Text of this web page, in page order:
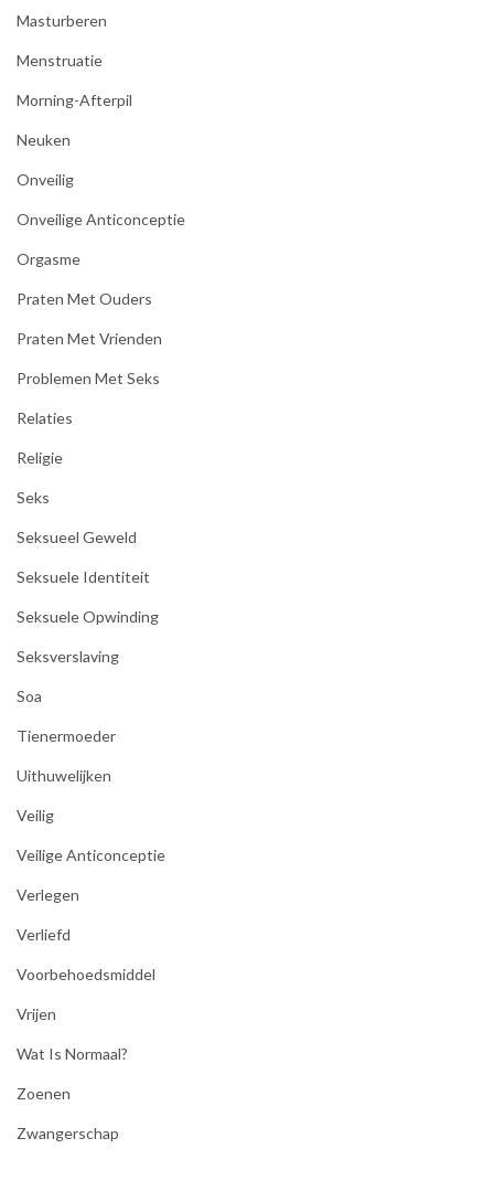
Masturberen
Menstruatie
Morning-Afterpil
Neuken
Onveilig
Onveilige Anticonceptie
Orgasme
Praten Met Ouders
Praten Met Vrienden
Problemen Met Seks
Relaties
Religie
Seks
Seksueel Geweld
Seksuele Identiteit
Seksuele Opwinding
Seksverslaving
Soa
Tienermoeder
Uithuwelijken
Veilig
Veilige Anticonceptie
Verlegen
Verliefd
Voorbehoedsmiddel
Vrijen
Wat Is Normaal?
Zoenen
Zwangerschap